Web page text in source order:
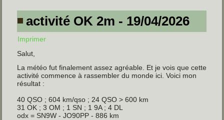
activité OK 2m - 19/04/2026
Imprimer
Salut,
La météo fut finalement assez agréable. Et je vois que cette
activité commence à rassembler du monde ici. Voici mon
résultat :
40 QSO ; 604 km/qso ; 24 QSO > 600 km
31 OK ; 3 OM ; 1 SN ; 1 9A ; 4 DL
odx = SN9W - JO90PP - 886 km